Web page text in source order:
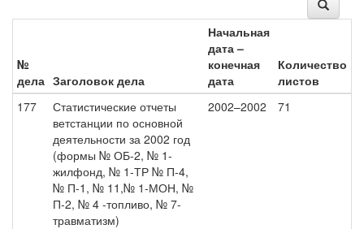
№
дела Заголовок дела
Начальная
дата –
конечная
дата
Количество
листов
177
Статистические отчеты
ветстанции по основной
деятельности за 2002 год
(формы № ОБ-2, № 1-
жилфонд, № 1-ТР № П-4,
№ П-1, № 11,№ 1-МОН, №
П-2, № 4 -топливо, № 7-
травматизм)
2002–2002 71